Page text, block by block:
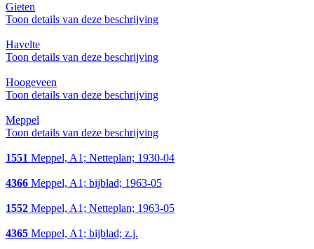
Gieten
Toon details van deze beschrijving
Havelte
Toon details van deze beschrijving
Hoogeveen
Toon details van deze beschrijving
Meppel
Toon details van deze beschrijving
1551 Meppel, A1; Netteplan; 1930-04
4366 Meppel, A1; bijblad; 1963-05
1552 Meppel, A1; Netteplan; 1963-05
4365 Meppel, A1; bijblad; z.j.